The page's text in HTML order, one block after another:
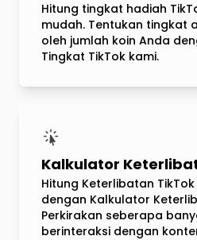
Hitung tingkat hadiah
mudah. Tentukan tingkat
oleh jumlah koin Anda
Tingkat TikTok kami.
Kalkulator
Hitung Keterlibatan
dengan Kalkulator
Perkirakan seberapa
berinteraksi dengan